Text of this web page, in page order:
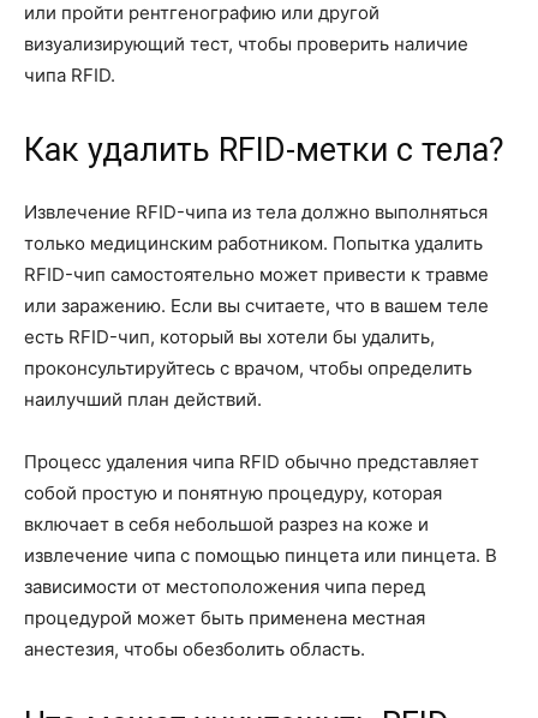
или пройти рентгенографию или другой
визуализирующий тест, чтобы проверить наличие
чипа RFID.
Как удалить RFID-метки с тела?
Извлечение RFID-чипа из тела должно выполняться
только медицинским работником. Попытка удалить
RFID-чип самостоятельно может привести к травме
или заражению. Если вы считаете, что в вашем теле
есть RFID-чип, который вы хотели бы удалить,
проконсультируйтесь с врачом, чтобы определить
наилучший план действий.
Процесс удаления чипа RFID обычно представляет
собой простую и понятную процедуру, которая
включает в себя небольшой разрез на коже и
извлечение чипа с помощью пинцета или пинцета. В
зависимости от местоположения чипа перед
процедурой может быть применена местная
анестезия, чтобы обезболить область.